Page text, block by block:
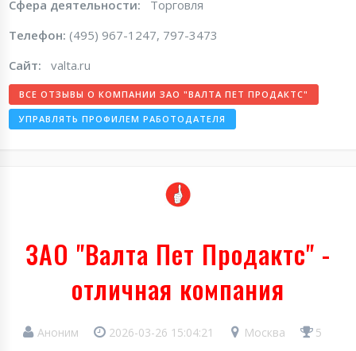
Сфера деятельности: Торговля
Телефон: (495) 967-1247, 797-3473
Сайт: valta.ru
ВСЕ ОТЗЫВЫ О КОМПАНИИ ЗАО "ВАЛТА ПЕТ ПРОДАКТС"
УПРАВЛЯТЬ ПРОФИЛЕМ РАБОТОДАТЕЛЯ
ЗАО "Валта Пет Продактс" -
отличная компания
Аноним 2026-03-26 15:04:21 Москва
5